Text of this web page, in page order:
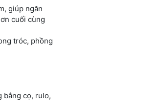
giúp ngăn
cuối cùng
tróc, phồng
bằng cọ, rulo,